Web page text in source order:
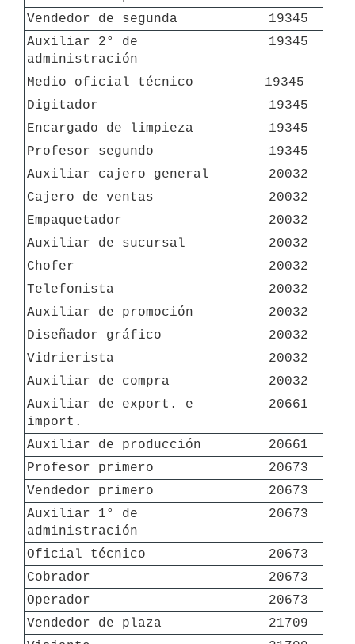
Vendedor de segunda
19345
Auxiliar 2° de
administración
19345
Medio oficial técnico
19345
Digitador
19345
Encargado de limpieza
19345
Profesor segundo
19345
Auxiliar cajero general
20032
Cajero de ventas
20032
Empaquetador
20032
Auxiliar de sucursal
20032
Chofer
20032
Telefonista
20032
Auxiliar de promoción
20032
Diseñador gráfico
20032
Vidrierista
20032
Auxiliar de compra
20032
Auxiliar de export. e
import.
20661
Auxiliar de producción
20661
Profesor primero
20673
Vendedor primero
20673
Auxiliar 1° de
administración
20673
Oficial técnico
20673
Cobrador
20673
Operador
20673
Vendedor de plaza
21709